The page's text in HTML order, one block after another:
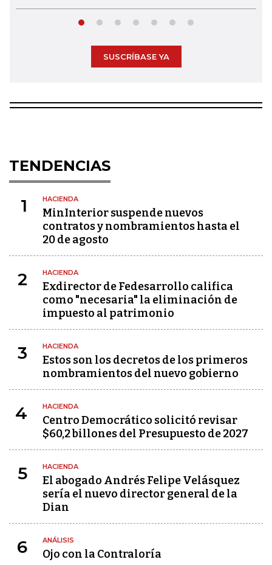
SUSCRÍBASE YA
TENDENCIAS
1 HACIENDA
MinInterior suspende nuevos
contratos y nombramientos hasta el
20 de agosto
2 HACIENDA
Exdirector de Fedesarrollo califica
como "necesaria" la eliminación de
impuesto al patrimonio
3 HACIENDA
Estos son los decretos de los primeros
nombramientos del nuevo gobierno
4 HACIENDA
Centro Democrático solicitó revisar
$60,2 billones del Presupuesto de 2027
5 HACIENDA
El abogado Andrés Felipe Velásquez
sería el nuevo director general de la
Dian
6 ANÁLISIS
Ojo con la Contraloría